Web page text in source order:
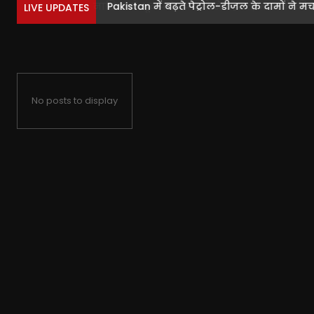
LIVE UPDATES Pakistan में बढ़ते पेट्रोल-डीजल के दामों ने
No posts to display